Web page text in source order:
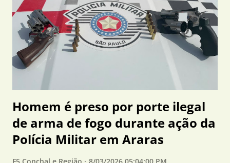
família, o Red Bus Day contará com praça de alimentação,
espaço kids, ampla área verde e toda a estrutura oferecida
pelo Balneário Municipal Guilherme Carlini, proporcionando
um ambiente de lazer, convivência e contato com a história
do transporte rodoviário . Segundo os organizadores, o
encontro tem como ob...
Homem é preso por porte ilegal
de arma de fogo durante ação da
Polícia Militar em Araras